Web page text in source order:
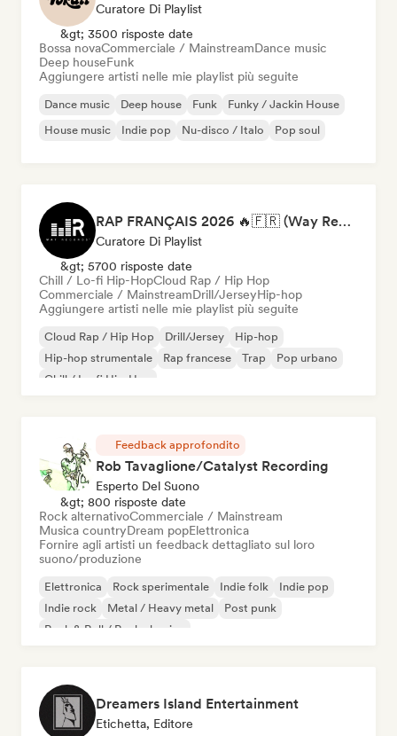
Curatore Di Playlist
&gt; 3500 risposte date
Bossa novaCommerciale / MainstreamDance music
Deep houseFunk
Aggiungere artisti nelle mie playlist più seguite
Dance music Deep house Funk
Funky / Jackin House
House music
Indie pop Nu-disco / Italo Pop soul
RAP FRANÇAIS 2026 🔥🇫🇷 (Way Records)
Curatore Di Playlist
&gt; 5700 risposte date
Chill / Lo-fi Hip-HopCloud Rap / Hip Hop
Commerciale / MainstreamDrill/JerseyHip-hop
Aggiungere artisti nelle mie playlist più seguite
Cloud Rap / Hip Hop Drill/Jersey
Hip-hop
Hip-hop strumentale
Rap francese Trap
Pop urbano
Chill / Lo-fi Hip-Hop
Feedback approfondito
Rob Tavaglione/Catalyst Recording
Esperto Del Suono
&gt; 800 risposte date
Rock alternativoCommerciale / Mainstream
Musica countryDream popElettronica
Fornire agli artisti un feedback dettagliato sul loro
suono/produzione
Elettronica Rock sperimentale Indie folk
Indie pop
Indie rock
Metal / Heavy metal
Post punk
Rock & Roll / Rock classico
Dreamers Island Entertainment
Etichetta, Editore